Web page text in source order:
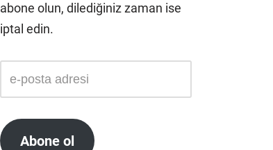
abone olun, dilediğiniz zaman ise
iptal edin.
Abone ol